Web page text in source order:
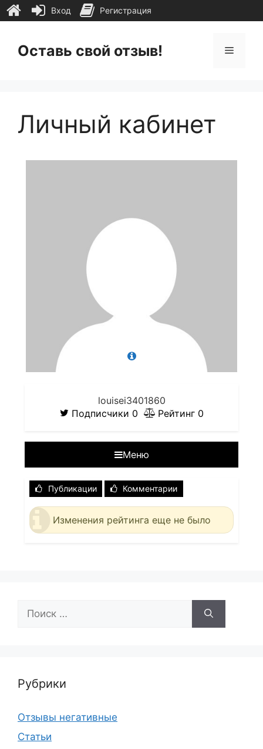
содержимому
Оставь свой отзыв! Меню
Личный кабинет
louisei3401860
Подписчики 0 Рейтинг 0
Меню
Публикации Комментарии
Изменения рейтинга еще не было
Рубрики
Отзывы негативные
Статьи
Вход Регистрация